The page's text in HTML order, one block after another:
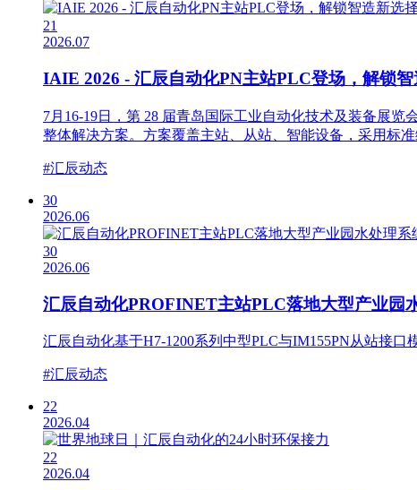
21
2026.07
IAIE 2026 - 汇辰自动化PN主站PLC登场，解锁智
7月16-19日，第 28 届青岛国际工业自动化技术及装备展
整体解决方案。方案覆盖主站、从站、智能设备，采用标
#汇辰动态
30
2026.06
30
2026.06
汇辰自动化PROFINET主站PLC落地大型产业园
汇辰自动化基于H7-1200系列中型PLC与IM155PN从站接
#汇辰动态
22
2026.04
22
2026.04